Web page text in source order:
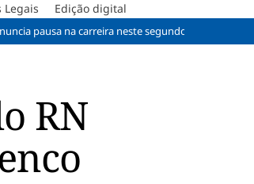
Legais Edição digital
na carreira neste segundo semestre
RN